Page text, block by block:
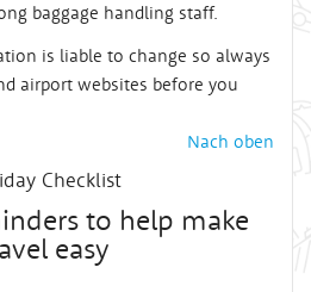
baggage handling staff.
is liable to change so always
airport websites before you
Nach oben
Checklist
to help make
easy